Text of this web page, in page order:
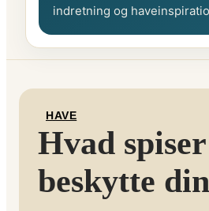
indretning og
HAVE
Hvad
beskytte